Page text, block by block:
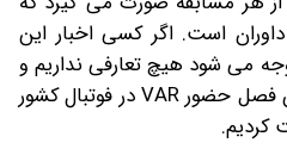
است. اگر کسی اخبار این
می شود هیچ تعارفی نداریم و
خیلی صریح و شفاف در اولین فصل حضور VAR در فوتبال کشور
کردیم.